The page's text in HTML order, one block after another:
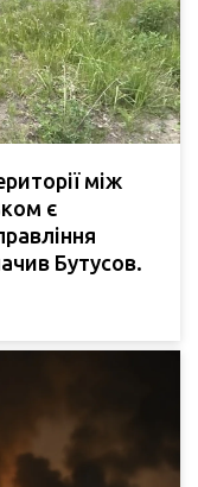
між
є
Бутусов.